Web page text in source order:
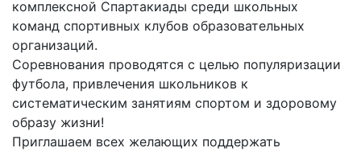
комплексной Спартакиады среди школьных
команд спортивных клубов образовательных
организаций.
Соревнования проводятся с целью популяризации
футбола, привлечения школьников к
систематическим занятиям спортом и здоровому
образу жизни!
Приглашаем всех желающих поддержать